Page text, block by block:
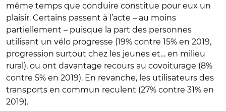
même temps que conduire constitue pour eux un
plaisir. Certains passent à l’acte – au moins
partiellement – puisque la part des personnes
utilisant un vélo progresse (19% contre 15% en 2019,
progression surtout chez les jeunes et… en milieu
rural), ou ont davantage recours au covoiturage (8%
contre 5% en 2019). En revanche, les utilisateurs des
transports en commun reculent (27% contre 31% en
2019).